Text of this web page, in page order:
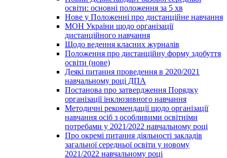
освіти: основні положення за 5 хв
Нове у Положенні про дистанційне навчання
МОН України щодо організації
дистанційного навчання
Щодо ведення класних журналів
Положення про дистанційну форму здобуття
освіти (нове)
Деякі питання проведення в 2020/2021
навчальному році ДПА
Постанова про затвердження Порядку
організації інклюзивного навчання
Методичні рекомендації щодо організації
навчання осіб з особливими освітніми
потребами у 2021/2022 навчальному році
Про окремі питання діяльності закладів
загальної середньої освіти у новому
2021/2022 навчальному році